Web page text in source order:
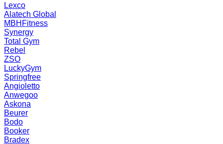
Lexco
Alatech Global
MBHFitness
Synergy
Total Gym
Rebel
ZSO
LuckyGym
Springfree
Angioletto
Anwegoo
Askona
Beurer
Bodo
Booker
Bradex